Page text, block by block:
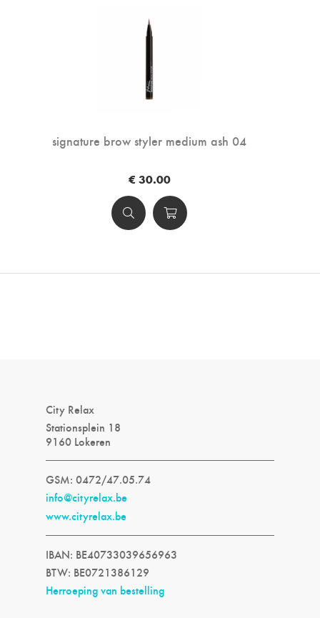
signature brow styler medium ash 04
€ 30.00
City Relax
Stationsplein 18
9160 Lokeren
GSM: 0472/47.05.74
info@cityrelax.be
www.cityrelax.be
IBAN: BE40733039656963
BTW: BE0721386129
Herroeping van bestelling